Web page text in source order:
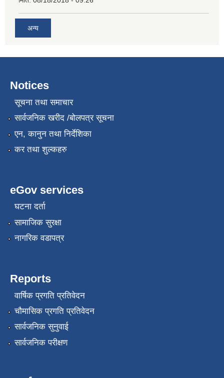
अन्य
Notices
सूचना तथा समाचार
सार्वजनिक खरीद /बोलपत्र सूचना
एन, कानुन तथा निर्देशिका
कर तथा शुल्कहरु
eGov services
घटना दर्ता
सामाजिक सुरक्षा
नागरिक वडापत्र
Reports
वार्षिक प्रगति प्रतिवेदन
चौमासिक प्रगति प्रतिवेदन
सार्वजनिक सुनुवाई
सार्वजनिक परीक्षण